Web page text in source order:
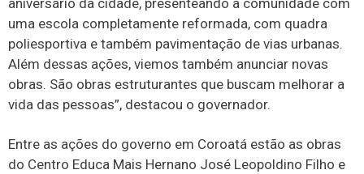
uma escola completamente reformada, com quadra
poliesportiva e também pavimentação de vias urbanas.
Além dessas ações, viemos também anunciar novas
obras. São obras estruturantes que buscam melhorar a
vida das pessoas”, destacou o governador.
Entre as ações do governo em Coroatá estão as obras
do Centro Educa Mais Hernano José Leopoldino Filho e